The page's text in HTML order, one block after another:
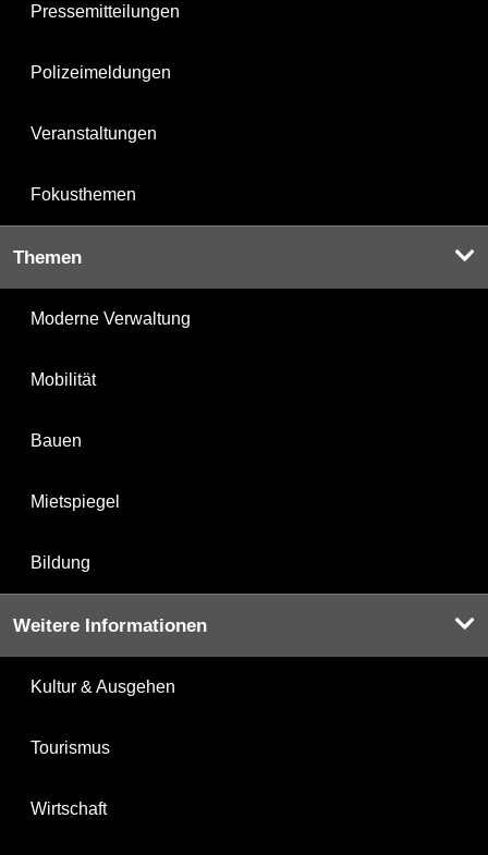
Pressemitteilungen
Polizeimeldungen
Veranstaltungen
Fokusthemen
Themen
Moderne Verwaltung
Mobilität
Bauen
Mietspiegel
Bildung
Weitere Informationen
Kultur & Ausgehen
Tourismus
Wirtschaft